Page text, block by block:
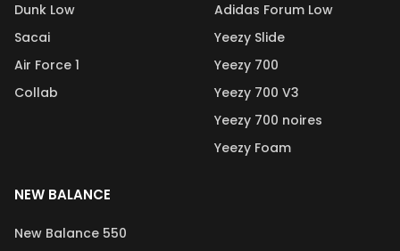
Dunk Low
Sacai
Air Force 1
Collab
Adidas Forum Low
Yeezy Slide
Yeezy 700
Yeezy 700 V3
Yeezy 700 noires
Yeezy Foam
NEW BALANCE
New Balance 550